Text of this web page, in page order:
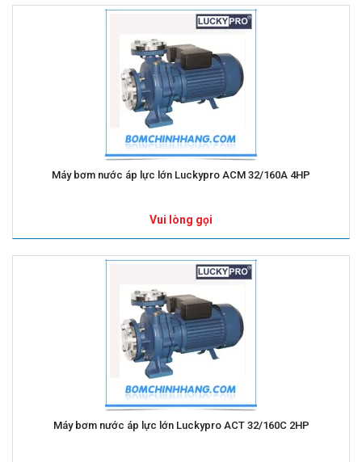
Máy bơm nước áp lực lớn Luckypro ACM 32/160A 4HP
Vui lòng gọi
Máy bơm nước áp lực lớn Luckypro ACT 32/160C 2HP